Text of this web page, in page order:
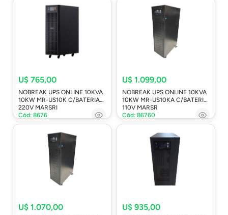
U$ 765,00
NOBREAK UPS ONLINE 10KVA
10KW MR-US10K C/BATERIA
220V MARSRI
Cód: 8676
U$ 1.099,00
NOBREAK UPS ONLINE 10KVA
10KW MR-US10KA C/BATERIA
110V MARSR
Cód: 86760
U$ 1.070,00 U$ 935,00